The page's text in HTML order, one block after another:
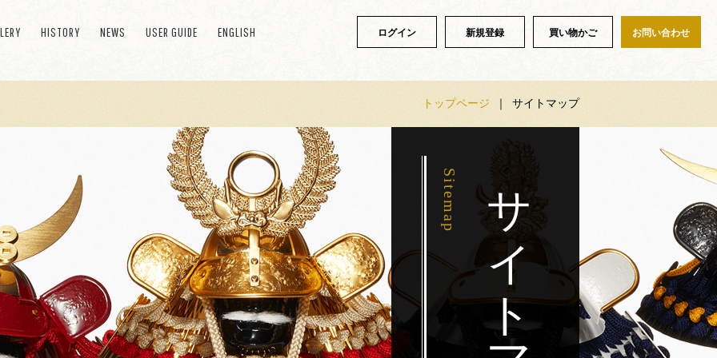
HISTORY NEWS USER GUIDE ENGLISH ログイン 新規登録 買い物かご お問い合わせ
トップページ サイトマップ
Sitemap